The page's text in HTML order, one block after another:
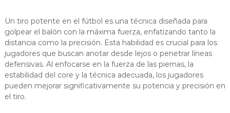
Un tiro potente en el fútbol es una técnica diseñada para
golpear el balón con la máxima fuerza, enfatizando tanto la
distancia como la precisión. Esta habilidad es crucial para los
jugadores que buscan anotar desde lejos o penetrar líneas
defensivas. Al enfocarse en la fuerza de las piernas, la
estabilidad del core y la técnica adecuada, los jugadores
pueden mejorar significativamente su potencia y precisión en
el tiro.